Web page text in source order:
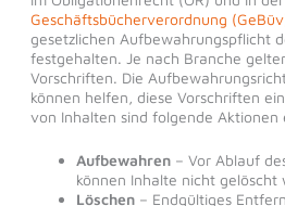
Geschäftsbücherverordnung
gesetzlichen Aufbewahrungspflicht
festgehalten. Je nach Branche
Vorschriften. Die
können helfen, diese Vorschriften
von Inhalten sind folgende Aktionen
Aufbewahren– Vor Ablauf
können Inhalte nicht gelöscht
Löschen– Endgültiges